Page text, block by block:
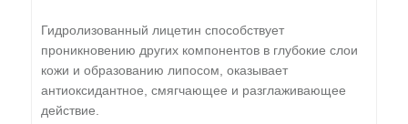
Гидролизованный лицетин способствует
проникновению других компонентов в глубокие слои
кожи и образованию липосом, оказывает
антиоксидантное, смягчающее и разглаживающее
действие.